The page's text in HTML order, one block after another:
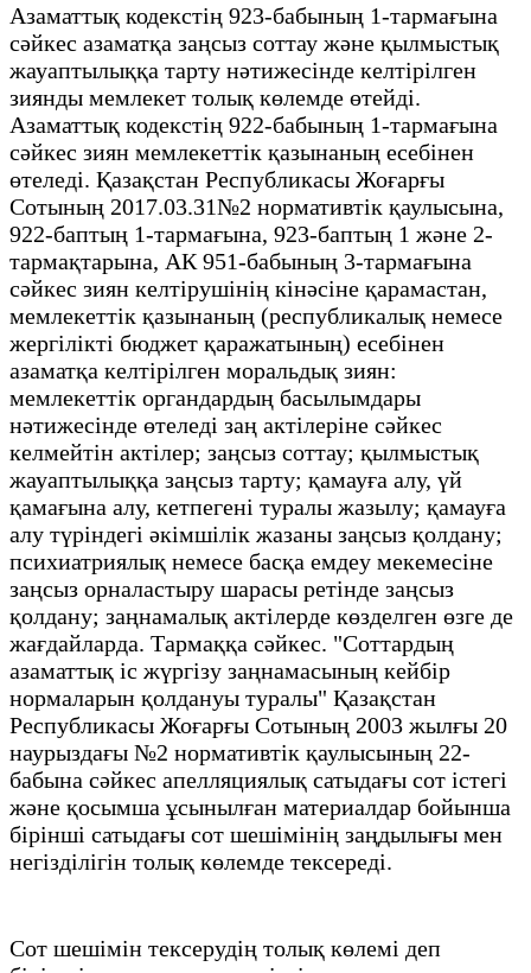
Азаматтық кодекстің 923-бабының 1-тармағына
сәйкес азаматқа заңсыз соттау және қылмыстық
жауаптылыққа тарту нәтижесінде келтірілген
зиянды мемлекет толық көлемде өтейді.
Азаматтық кодекстің 922-бабының 1-тармағына
сәйкес зиян мемлекеттік қазынаның есебінен
өтеледі. Қазақстан Республикасы Жоғарғы
Сотының 2017.03.31№2 нормативтік қаулысына,
922-баптың 1-тармағына, 923-баптың 1 және 2-
тармақтарына, АК 951-бабының 3-тармағына
сәйкес зиян келтірушінің кінәсіне қарамастан,
мемлекеттік қазынаның (республикалық немесе
жергілікті бюджет қаражатының) есебінен
азаматқа келтірілген моральдық зиян:
мемлекеттік органдардың басылымдары
нәтижесінде өтеледі заң актілеріне сәйкес
келмейтін актілер; заңсыз соттау; қылмыстық
жауаптылыққа заңсыз тарту; қамауға алу, үй
қамағына алу, кетпегені туралы жазылу; қамауға
алу түріндегі әкімшілік жазаны заңсыз қолдану;
психиатриялық немесе басқа емдеу мекемесіне
заңсыз орналастыру шарасы ретінде заңсыз
қолдану; заңнамалық актілерде көзделген өзге де
жағдайларда. Тармаққа сәйкес. "Соттардың
азаматтық іс жүргізу заңнамасының кейбір
нормаларын қолдануы туралы" Қазақстан
Республикасы Жоғарғы Сотының 2003 жылғы 20
наурыздағы №2 нормативтік қаулысының 22-
бабына сәйкес апелляциялық сатыдағы сот істегі
және қосымша ұсынылған материалдар бойынша
бірінші сатыдағы сот шешімінің заңдылығы мен
негізділігін толық көлемде тексереді.
Сот шешімін тексерудің толық көлемі деп